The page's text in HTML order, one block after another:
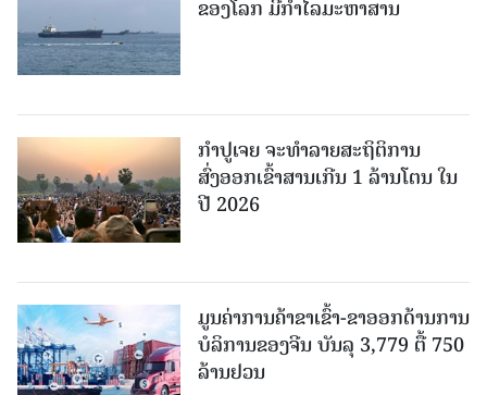
ຂອງໂລກ ມີກຳໄລມະຫາສານ
ກຳປູເຈຍ ຈະທຳລາຍສະຖິຕິການ
ສົ່ງອອກເຂົ້າສານເກີນ 1 ລ້ານໂຕນ ໃນ
ປີ 2026
ມູນຄ່າການຄ້າຂາເຂົ້າ-ຂາອອກດ້ານການ
ບໍລິການຂອງຈີນ ບັນລຸ 3,779 ຕື້ 750
ລ້ານຢວນ